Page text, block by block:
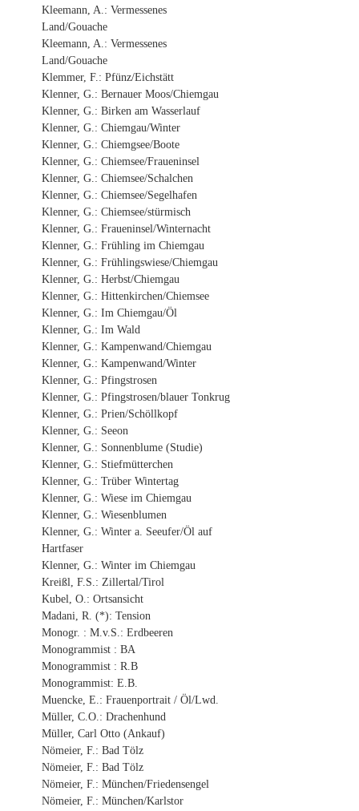
Kleemann, A.: Vermessenes
Land/Gouache
Kleemann, A.: Vermessenes
Land/Gouache
Klemmer, F.: Pfünz/Eichstätt
Klenner, G.: Bernauer Moos/Chiemgau
Klenner, G.: Birken am Wasserlauf
Klenner, G.: Chiemgau/Winter
Klenner, G.: Chiemgsee/Boote
Klenner, G.: Chiemsee/Fraueninsel
Klenner, G.: Chiemsee/Schalchen
Klenner, G.: Chiemsee/Segelhafen
Klenner, G.: Chiemsee/stürmisch
Klenner, G.: Fraueninsel/Winternacht
Klenner, G.: Frühling im Chiemgau
Klenner, G.: Frühlingswiese/Chiemgau
Klenner, G.: Herbst/Chiemgau
Klenner, G.: Hittenkirchen/Chiemsee
Klenner, G.: Im Chiemgau/Öl
Klenner, G.: Im Wald
Klenner, G.: Kampenwand/Chiemgau
Klenner, G.: Kampenwand/Winter
Klenner, G.: Pfingstrosen
Klenner, G.: Pfingstrosen/blauer Tonkrug
Klenner, G.: Prien/Schöllkopf
Klenner, G.: Seeon
Klenner, G.: Sonnenblume (Studie)
Klenner, G.: Stiefmütterchen
Klenner, G.: Trüber Wintertag
Klenner, G.: Wiese im Chiemgau
Klenner, G.: Wiesenblumen
Klenner, G.: Winter a. Seeufer/Öl auf
Hartfaser
Klenner, G.: Winter im Chiemgau
Kreißl, F.S.: Zillertal/Tirol
Kubel, O.: Ortsansicht
Madani, R. (*): Tension
Monogr. : M.v.S.: Erdbeeren
Monogrammist : BA
Monogrammist : R.B
Monogrammist: E.B.
Muencke, E.: Frauenportrait / Öl/Lwd.
Müller, C.O.: Drachenhund
Müller, Carl Otto (Ankauf)
Nömeier, F.: Bad Tölz
Nömeier, F.: Bad Tölz
Nömeier, F.: München/Friedensengel
Nömeier, F.: München/Karlstor